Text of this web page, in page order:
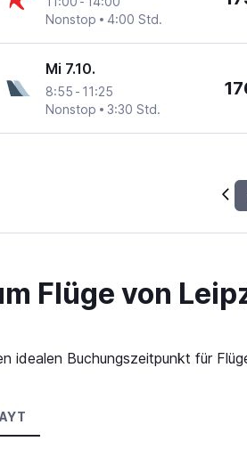
Nonstop
4:00 Std.
Mi 7.10.
8:55 - 11:25
Nonstop
3:30 Std.
Flüge von
idealen Buchungszeitpunkt für